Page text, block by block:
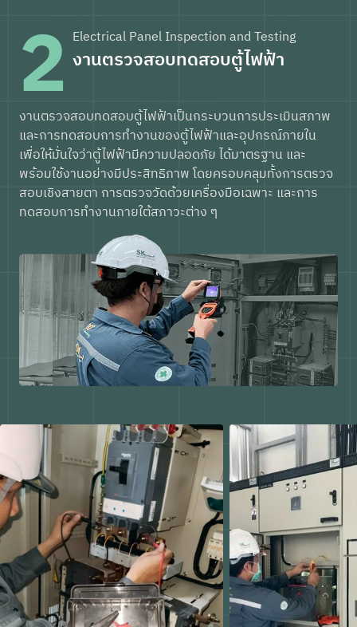
2 Electrical Panel Inspection and Testing
งานตรวจสอบทดสอบตู้ไฟฟ้า
งานตรวจสอบทดสอบตู้ไฟฟ้าเป็นกระบวนการประเมินสภาพ
และการทดสอบการทำงานของตู้ไฟฟ้าและอุปกรณ์ภายใน
เพื่อให้มั่นใจว่าตู้ไฟฟ้ามีความปลอดภัย ได้มาตรฐาน และ
พร้อมใช้งานอย่างมีประสิทธิภาพ โดยครอบคลุมทั้งการตรวจ
สอบเชิงสายตา การตรวจวัดด้วยเครื่องมือเฉพาะ และการ
ทดสอบการทำงานภายใต้สภาวะต่าง ๆ